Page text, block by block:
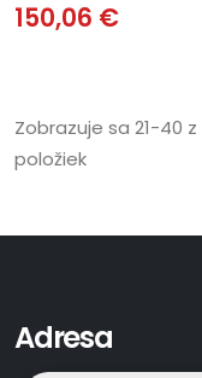
150,06 €
Zobrazuje sa 21-40 z
položiek
Adresa